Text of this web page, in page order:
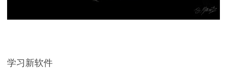
学习新软件